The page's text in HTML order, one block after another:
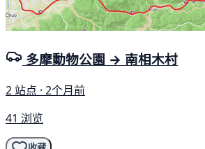
多摩動物公園 → 南相木村
2 站点 · 2个月前
41 浏览